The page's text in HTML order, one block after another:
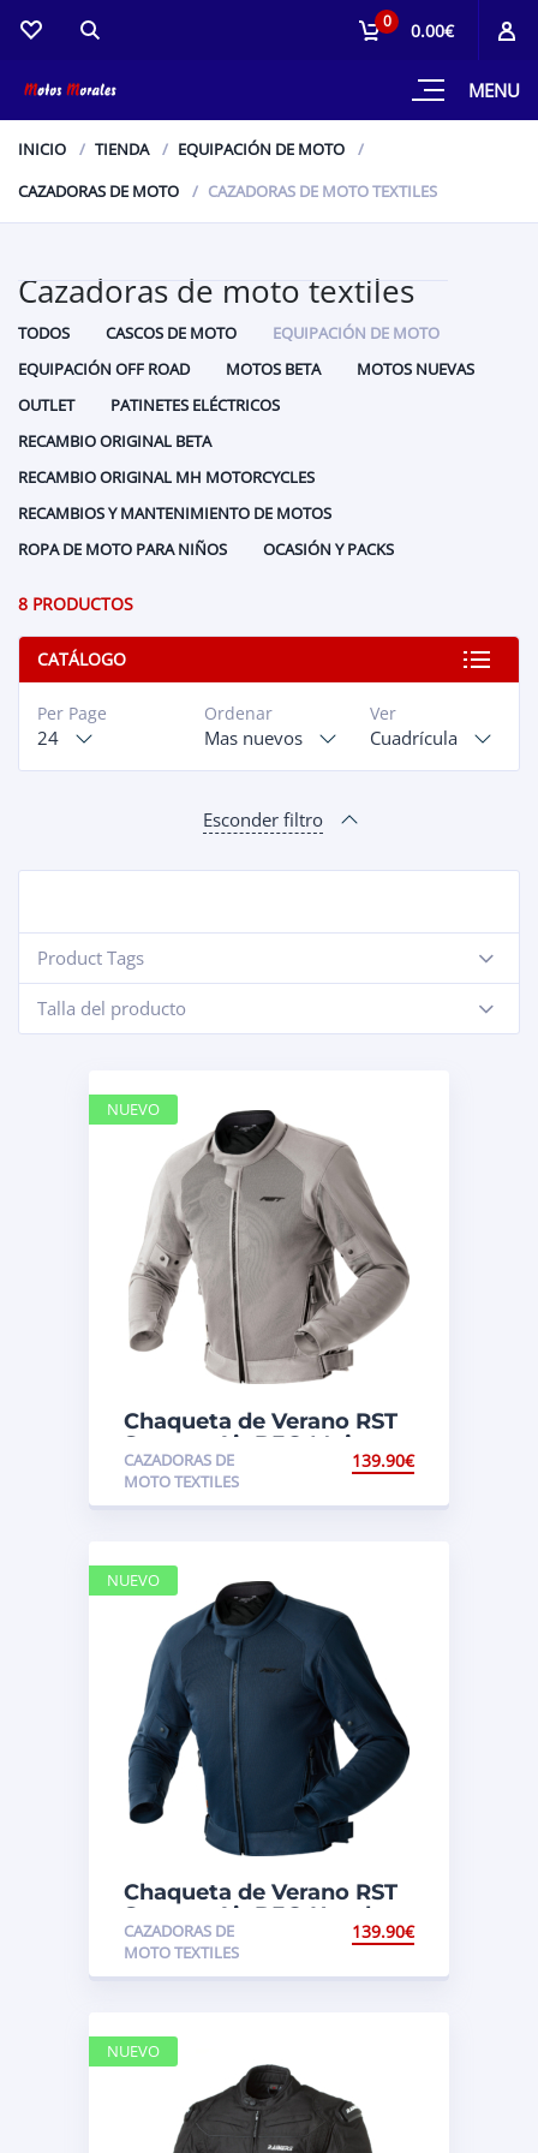
MENU
0 0.00€
INICIO TIENDA
EQUIPACIÓN DE MOTO
CAZADORAS DE MOTO
CAZADORAS DE MOTO TEXTILES
Cazadoras de moto textiles
TODOS CASCOS DE MOTO
EQUIPACIÓN DE MOTO
EQUIPACIÓN OFF ROAD
MOTOS BETA
MOTOS NUEVAS
OUTLET
PATINETES ELÉCTRICOS
RECAMBIO ORIGINAL BETA
RECAMBIO ORIGINAL MH MOTORCYCLES
RECAMBIOS Y MANTENIMIENTO DE MOTOS
ROPA DE MOTO PARA NIÑOS
OCASIÓN Y PACKS
8 PRODUCTOS
CATÁLOGO
Ver
Cuadrícula
Ordenar
Mas nuevos
Per Page
24
Esconder filtro
Product Tags
-
Talla del producto
-
Chaqueta de Verano RST
Spectre Air D3O Mujer
CAZADORAS DE
MOTO TEXTILES
139.90€
NUEVO
Chaqueta de Verano RST
Spectre Air D3O Hombre
CAZADORAS DE
MOTO TEXTILES
139.90€
NUEVO
NUEVO